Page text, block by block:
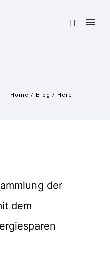
Home / Blog / Here
der
dem